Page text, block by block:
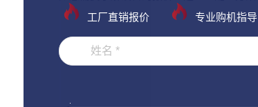
工厂直销报价 专业购机指导